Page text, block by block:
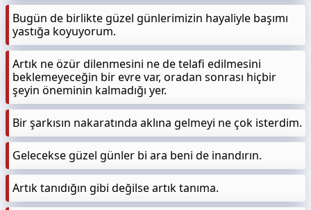
Bugün de birlikte güzel günlerimizin hayaliyle başımı
yastığa koyuyorum.
Artık ne özür dilenmesini ne de telafi edilmesini
beklemeyeceğin bir evre var, oradan sonrası hiçbir
şeyin öneminin kalmadığı yer.
Bir şarkısın nakaratında aklına gelmeyi ne çok isterdim.
Gelecekse güzel günler bi ara beni de inandırın.
Artık tanıdığın gibi değilse artık tanıma.